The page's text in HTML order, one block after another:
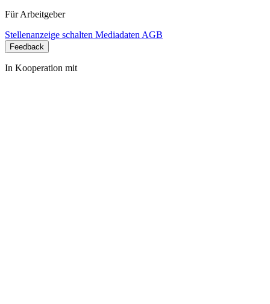
Für Arbeitgeber
Stellenanzeige schalten Mediadaten AGB
Feedback
In Kooperation mit